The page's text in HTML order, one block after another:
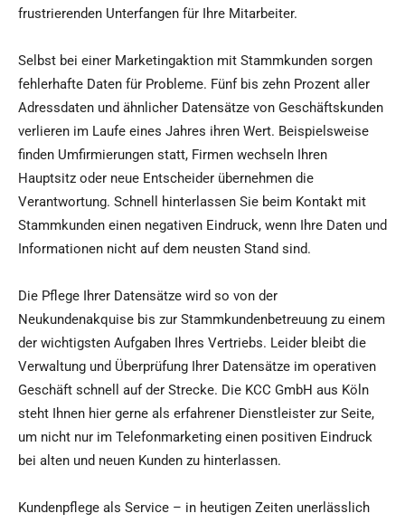
frustrierenden Unterfangen für Ihre Mitarbeiter.
Selbst bei einer Marketingaktion mit Stammkunden sorgen
fehlerhafte Daten für Probleme. Fünf bis zehn Prozent aller
Adressdaten und ähnlicher Datensätze von Geschäftskunden
verlieren im Laufe eines Jahres ihren Wert. Beispielsweise
finden Umfirmierungen statt, Firmen wechseln Ihren
Hauptsitz oder neue Entscheider übernehmen die
Verantwortung. Schnell hinterlassen Sie beim Kontakt mit
Stammkunden einen negativen Eindruck, wenn Ihre Daten und
Informationen nicht auf dem neusten Stand sind.
Die Pflege Ihrer Datensätze wird so von der
Neukundenakquise bis zur Stammkundenbetreuung zu einem
der wichtigsten Aufgaben Ihres Vertriebs. Leider bleibt die
Verwaltung und Überprüfung Ihrer Datensätze im operativen
Geschäft schnell auf der Strecke. Die KCC GmbH aus Köln
steht Ihnen hier gerne als erfahrener Dienstleister zur Seite,
um nicht nur im Telefonmarketing einen positiven Eindruck
bei alten und neuen Kunden zu hinterlassen.
Kundenpflege als Service – in heutigen Zeiten unerlässlich